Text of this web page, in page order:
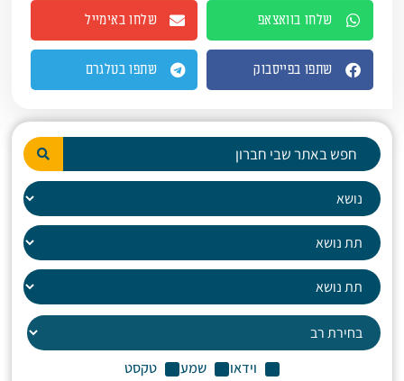
שלחו בוואצאפ שלחו באימייל
שתפו בפייסבוק שתפו בטלגרם
וידאו שמע טקסט